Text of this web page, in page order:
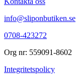
info@sliponbutiken.se
0708-423272
Org nr: 559091-8602
Integritetspolicy